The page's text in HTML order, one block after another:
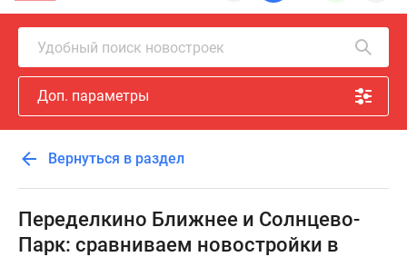
Ипотека
Новостройки
Москвы
Новостройки
Подмосковья
Новостройки
Москвы
Готовые
новостройки
Новостройки
Удобный поиск новостроек
Доп. параметры
Вернуться в раздел
Переделкино Ближнее и Солнцево-
Парк: сравниваем новостройки в